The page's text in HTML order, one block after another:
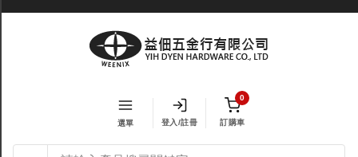
選單 登入/註冊
0
訂購車